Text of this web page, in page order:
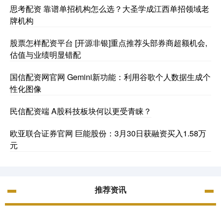
思考配资 靠谱单招机构怎么选？大圣学成江西单招领域老
牌机构
股票怎样配资平台 [开源非银]重点推荐头部券商超额机会,
估值与业绩明显错配
国信配资网官网 Gemini新功能：利用谷歌个人数据生成个
性化图像
民信配资端 A股科技板块何以更受青睐？
欧亚联合证券官网 巨能股份：3月30日获融资买入1.58万
元
推荐资讯